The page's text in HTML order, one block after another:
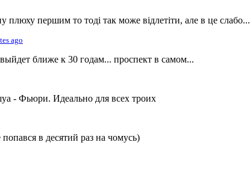
плюху першим то тоді так може відлетіти, але в це слабо...
ago
ближе к 30 годам... проспект в самом...
- Фьюри. Идеально для всех троих
в десятий раз на чомусь)